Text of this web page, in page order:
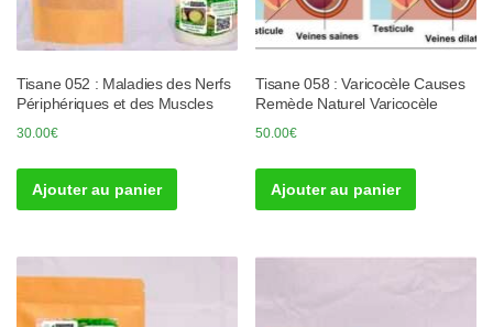
Tisane 052 : Maladies des Nerfs
Périphériques et des Muscles
30.00€
Ajouter au panier
Tisane 058 : Varicocèle Causes
Remède Naturel Varicocèle
50.00€
Ajouter au panier